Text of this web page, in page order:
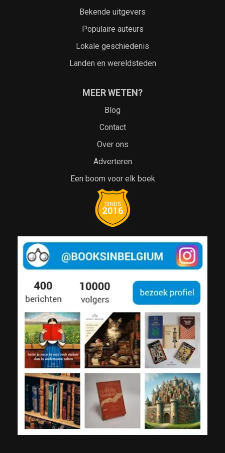
Bekende uitgevers
Populaire auteurs
Lokale geschiedenis
Landen en wereldsteden
MEER WETEN?
Blog
Contact
Over ons
Adverteren
Een boom voor elk boek